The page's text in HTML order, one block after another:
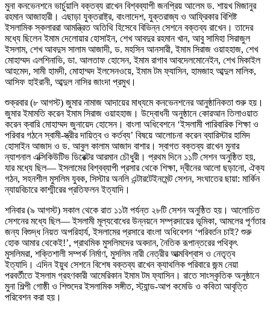
মুনা কনভেনশনে ভার্চুয়ালি বক্তব্য রাখেন বিশ্বব্যাপী জনপ্রিয় আলেম ড. শায়খ মিজানুর
রহমান আজাহারী। এছাড়া যুক্তরাষ্ট্র, বাংলাদেশ, যুক্তরাজ্য ও আফ্রিকার বিশিষ্ট
ইসলামিক স্কলাররা আমন্ত্রিত অতিথি হিসেবে বিভিন্ন সেশনে বক্তব্য রাখেন। তাদের
মধ্যে ছিলেন ইমাম দেলোয়ার হোসাইন, শেখ আবদুর রহমান খান, আবু সামিহা সিরাজুল
ইসলাম, শেখ আবদুস সালাম আজাদী, ড. মহসিন আনসারী, ইমাম সিরাজ ওয়াহহাজ, শেখ
মোহাম্মদ এলশিনাভি, ডা. আলতাফ হোসেন, ইমাম রাগাব আবদেলমোনেইন, শেখ মিকাইল
আহমেদ, সামী হামদী, মোহাম্মদ ইলসেনওয়ে, ইমাম টম ফ্যাসিন, হামজাহ আব্দুল মালিক,
আসিফ হাইরানী, আব্দুল নাসির জাংদা প্রমুখ।
শুক্রবার (৮ আগস্ট) জুমার নামাজ আদায়ের মাধ্যমে কনভেনশনের আনুষ্ঠানিকতা শুরু হয়।
জুমার ইমামতি করেন ইমাম সিরাজ ওয়াহহাজ। উদ্বোধনী অনুষ্ঠানে কোরআন তিলাওয়াত
করেন ক্বারি মোহাম্মদ জুনায়েদ হোসেন। বাংলা অধিবেশনে ‘ইসলামী পারিবারিক শিক্ষা ও
পরিবার গঠনে স্বামী-স্ত্রীর দায়িত্ব ও কর্তব্য’ বিষয়ে আলোচনা করেন ব্যারিস্টার হামিদ
হোসাইন আজাদ ও ড. আবুল কালাম আজাদ বাশার। স্বাগত বক্তব্য রাখেন মুনার
ন্যাশনাল এক্সিকিউটিভ ডিরেক্টর আরমান চৌধুরী। প্রথম দিনে ১১টি সেশন অনুষ্ঠিত হয়,
যার মধ্যে ছিল— ইসলামের বিশ্বব্যাপী প্রসার থেকে শিক্ষা, দ্বীনের আলো ছড়ানো, ঐক্য
গঠন, সহনশীল মুসলিম যুবক, সিস্টার অনলি এন্টারটেইনমেন্ট সেশন, সংঘাতের ছায়া: মার্কিন
ন্যায়বিচারে কাশ্মীরের প্রতিফলন ইত্যাদি।
শনিবার (৯ আগস্ট) সকাল থেকে রাত ১১টা পর্যন্ত ২৮টি সেশন অনুষ্ঠিত হয়। আলোচিত
সেশনের মধ্যে ছিল— ইসলামী মূল্যবোধের উন্নয়নে সম্প্রদায়ের ভূমিকা, আমলের পূর্ণতার
জন্য বিশুদ্ধ নিয়ত অপরিহার্য, ইসলামের প্রসারে বাংলা অধিবেশন ‘পরিবর্তন চাই? শুরু
হোক আমার থেকেই!’, প্রাথমিক মুসলিমদের অবদান, নৈতিক রূপান্তরের পথিকৃৎ
মুসলিমরা, শক্তিশালী সম্পর্ক নির্মাণ, মুসলিম নারী নেত্রীর আত্মবিশ্বাস ও নেতৃত্ব
ইত্যাদি। এদিন ইয়ুথ সেশনে বিশেষ বক্তব্য রাখেন ক্যাথলিক পরিবারে জন্ম নেয়া
পরবর্তীতে ইসলাম গ্রহণকারী আমেরিকান ইমাম টম ফ্যাসিন। রাতে সাংস্কৃতিক অনুষ্ঠানে
মুনা শিল্পী গোষ্ঠী ও শিশুদের ইসলামিক সঙ্গীত, স্ট্যান্ড-আপ কমেডি ও কবিতা আবৃত্তি
পরিবেশন করা হয়।